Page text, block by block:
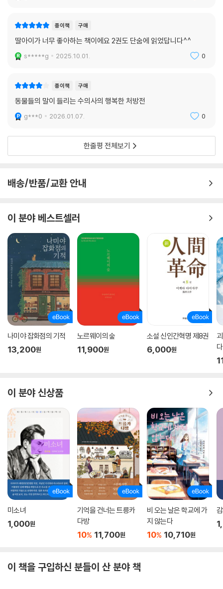
종이책 구매
딸아이가 너무 좋아하는 책이에요 2권도 단숨에 읽었답니다^^
s*****g 2025.10.01. 0
종이책 구매
동물들의 말이 들리는 수의사의 행복한 처방전
g***0 2026.01.07. 0
한줄평 전체보기
배송/반품/교환 안내
이 분야 베스트셀러
나미야 잡화점의 기적
13,200원
노르웨이의 숲
11,900원
소설 신인간혁명 제8권
6,000원
다
이 분야 신상품
미소녀
1,000원
기억을 건너는 트릉카
다방
10% 11,700원
비 오는 날은 학교에 가
지 않는다
10% 10,710원
이 책을 구입하신 분들이 산 분야 책